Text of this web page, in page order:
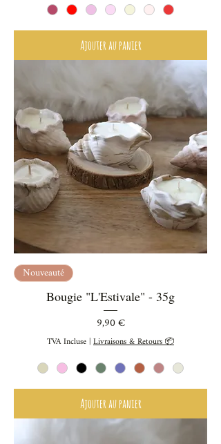
Ajouter au panier
Nouveauté
Bougie "L'Estivale" - 35g
Prix
9,90 €
TVA Incluse|Livraisons & Retours 📦
Ajouter au panier